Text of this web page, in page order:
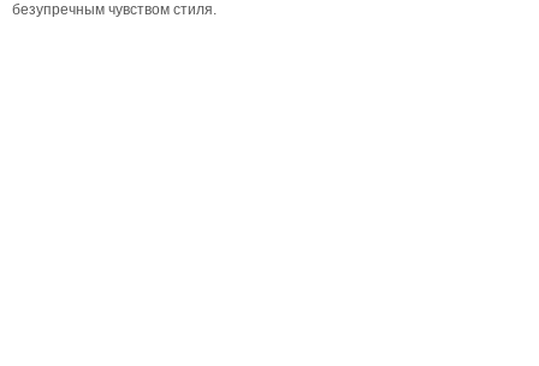
безупречным чувством стиля.